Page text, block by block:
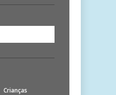
Crianças